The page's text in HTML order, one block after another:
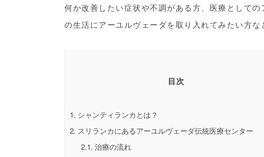
何か改善したい症状や不調がある方、医療として
の生活にアーユルヴェーダを取り入れてみたい方な
目次
1. シャンティランカとは？
2. スリランカにあるアーユルヴェーダ伝統医療センター
2.1. 治療の流れ